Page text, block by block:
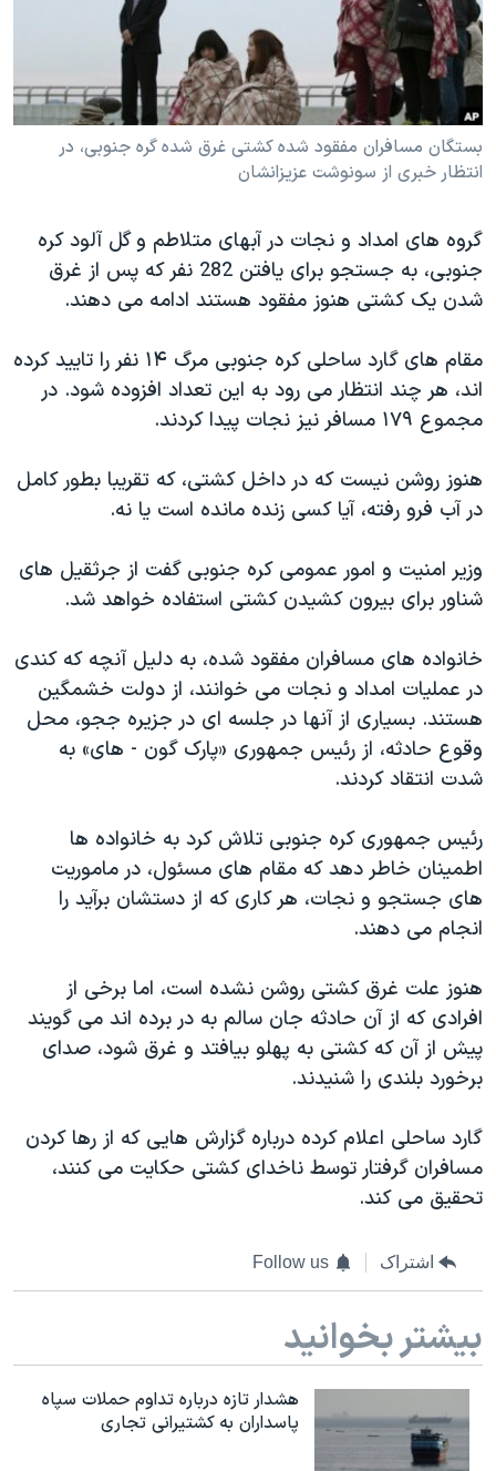
فرهنگ و زندگی
حقوق شهروندی
اقتصادی
علم و فناوری
اسرائیل در جنگ
مستندها
انتخابات ریاست جمهوری آمریکا ۲۰۲۴
حمله جمهوری اسلامی به اسرائیل
رمز مهسا
ورزش زنان در ایران
مجموعه مستندهای دادخواهی
تریبونال مردمی آبان ۹۸
چهل سال گروگان‌گیری
قانون شفافیت دارائی کادر رهبری ایران
اسرائیل در جنگ
همایش محافظه‌کاران آمریکا «سی‌پک»
سفر پرزیدنت ترامپ به چین
دنبال کنید
زبانهای مختلف
بستگان مسافران مفقود شده کشتی غرق شده گره جنوبی، در
انتظار خبری از سونوشت عزیزانشان
گروه های امداد و نجات در آبهای متلاطم و گل آلود کره
جنوبی، به جستجو برای یافتن 282 نفر که پس از غرق
شدن یک کشتی هنوز مفقود هستند ادامه می دهند.
مقام های گارد ساحلی کره جنوبی مرگ ۱۴ نفر را تایید کرده
اند، هر چند انتظار می رود به این تعداد افزوده شود. در
مجموع ۱۷۹ مسافر نیز نجات پیدا کردند.
هنوز روشن نیست که در داخل کشتی، که تقریبا بطور کامل
در آب فرو رفته، آیا کسی زنده مانده است یا نه.
وزیر امنیت و امور عمومی کره جنوبی گفت از جرثقیل های
شناور برای بیرون کشیدن کشتی استفاده خواهد شد.
خانواده های مسافران مفقود شده، به دلیل آنچه که کندی
در عملیات امداد و نجات می خوانند، از دولت خشمگین
هستند. بسیاری از آنها در جلسه ای در جزیره ججو، محل
وقوع حادثه، از رئیس جمهوری «پارک گون - های» به
شدت انتقاد کردند.
رئیس جمهوری کره جنوبی تلاش کرد به خانواده ها
اطمینان خاطر دهد که مقام های مسئول، در ماموریت
های جستجو و نجات، هر کاری که از دستشان برآید را
انجام می دهند.
هنوز علت غرق کشتی روشن نشده است، اما برخی از
افرادی که از آن حادثه جان سالم به در برده اند می گویند
پیش از آن که کشتی به پهلو بیافتد و غرق شود، صدای
برخورد بلندی را شنیدند.
گارد ساحلی اعلام کرده درباره گزارش هایی که از رها کردن
مسافران گرفتار توسط ناخدای کشتی حکایت می کنند،
تحقیق می کند.
اشتراک Follow us
بیشتر بخوانید
هشدار تازه درباره تداوم حملات سپاه
پاسداران به کشتیرانی تجاری